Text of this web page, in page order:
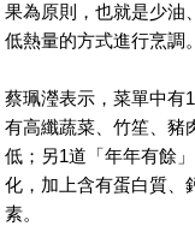
果為原則，也就是少油
低熱量的方式進行烹調
蔡珮瀅表示，菜單中有
有高纖蔬菜、竹笙、豬
低；另1道「年年有餘
化，加上含有蛋白質、
素。